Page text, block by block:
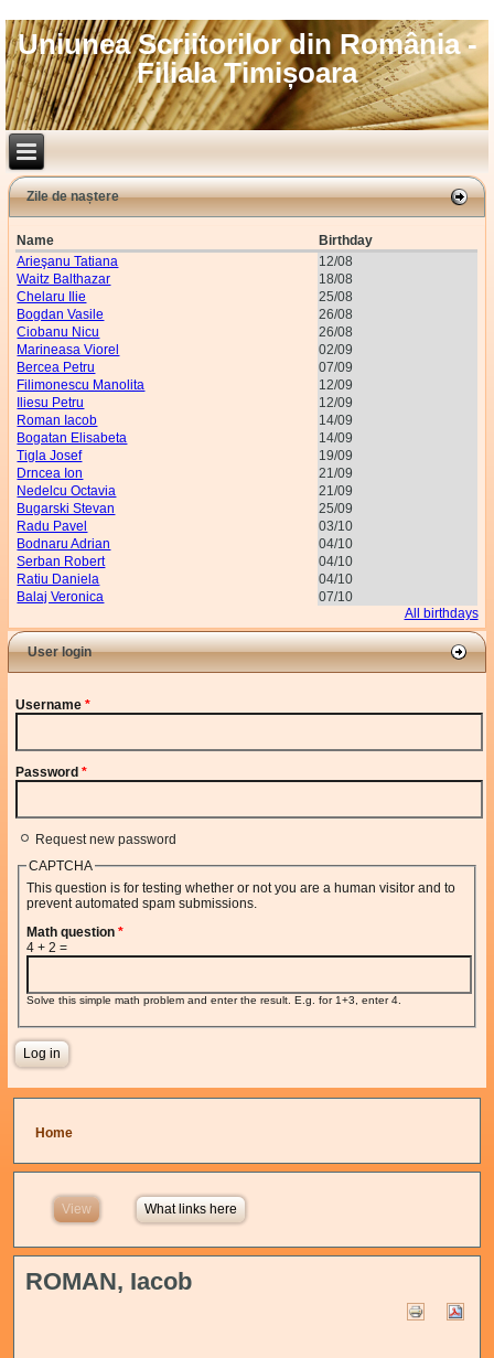
Uniunea Scriitorilor din România -
Filiala Timișoara
Zile de naștere
Name
Birthday
Arieşanu Tatiana
12/08
Waitz Balthazar
18/08
Chelaru Ilie
25/08
Bogdan Vasile
26/08
Ciobanu Nicu
26/08
Marineasa Viorel
02/09
Bercea Petru
07/09
Filimonescu Manolita
12/09
Iliesu Petru
12/09
Roman Iacob
14/09
Bogatan Elisabeta
14/09
Tigla Josef
19/09
Drncea Ion
21/09
Nedelcu Octavia
21/09
Bugarski Stevan
25/09
Radu Pavel
03/10
Bodnaru Adrian
04/10
Serban Robert
04/10
Ratiu Daniela
04/10
Balaj Veronica
07/10
All birthdays
User login
Username*
Password*
Request new password
CAPTCHA
This question is for testing whether or not you are a human visitor and to
prevent automated spam submissions.
Math question*
4 + 2 =
Solve this simple math problem and enter the result. E.g. for 1+3, enter 4.
You are here
Home
View (active tab)What links here
ROMAN, Iacob